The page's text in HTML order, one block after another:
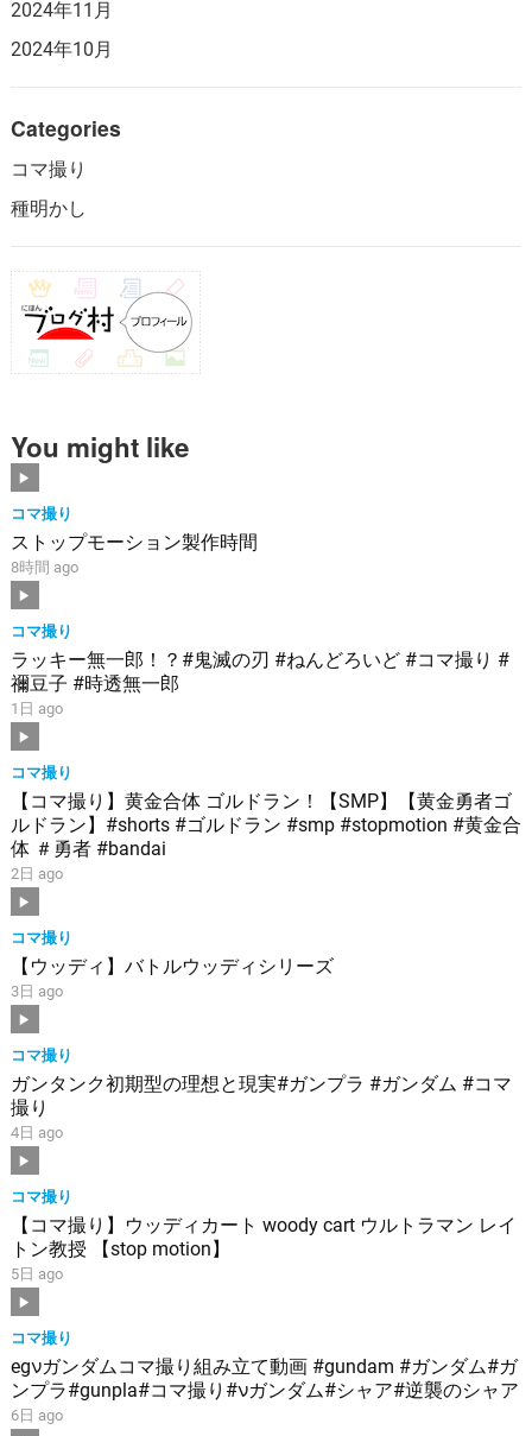
2024年11月
2024年10月
Categories
コマ撮り
種明かし
You might like
コマ撮り
ストップモーション製作時間
8時間 ago
コマ撮り
ラッキー無一郎！？#鬼滅の刃 #ねんどろいど #コマ撮り #
禰豆子 #時透無一郎
1日 ago
コマ撮り
【コマ撮り】黄金合体 ゴルドラン！【SMP】【黄金勇者ゴ
ルドラン】#shorts #ゴルドラン #smp #stopmotion #黄金合
体 ＃勇者 #bandai
2日 ago
コマ撮り
【ウッディ】バトルウッディシリーズ
3日 ago
コマ撮り
ガンタンク初期型の理想と現実#ガンプラ #ガンダム #コマ
撮り
4日 ago
コマ撮り
【コマ撮り】ウッディカート woody cart ウルトラマン レイ
トン教授 【stop motion】
5日 ago
コマ撮り
egνガンダムコマ撮り組み立て動画 #gundam #ガンダム#ガ
ンプラ#gunpla#コマ撮り#νガンダム#シャア#逆襲のシャア
6日 ago